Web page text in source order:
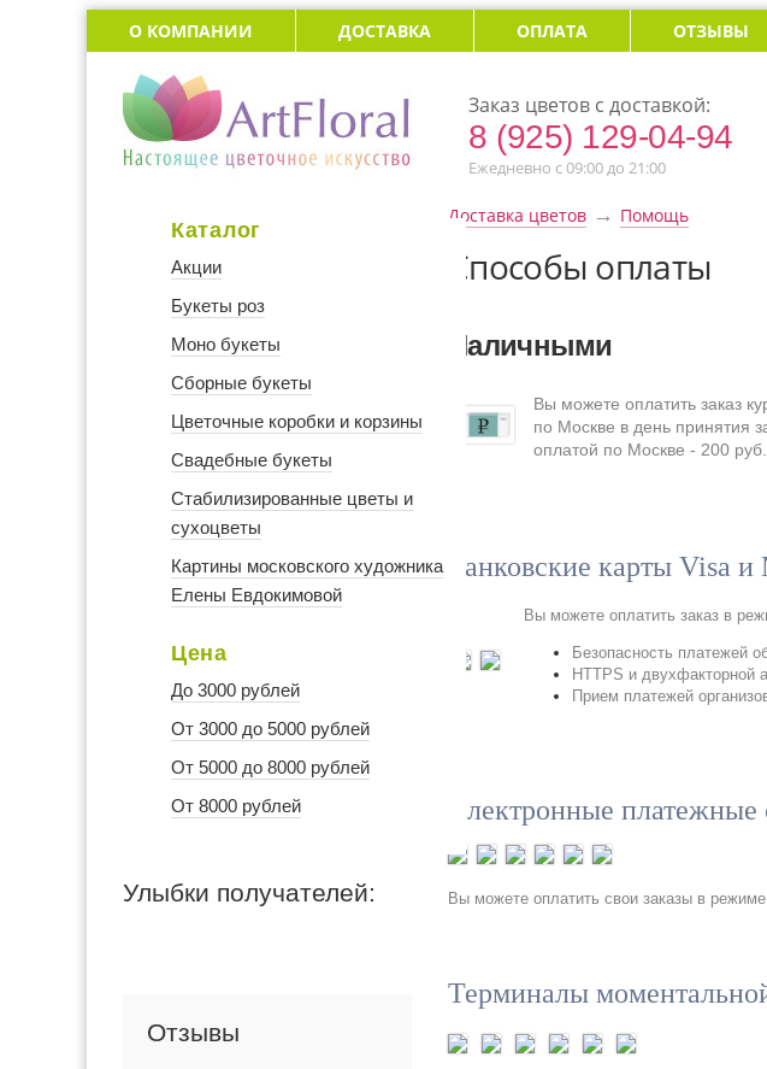
О КОМПАНИИ ДОСТАВКА ОПЛАТА ОТЗЫВЫ
Заказ цветов с доставкой:
8 (925) 129-04-94
Ежедневно с 09:00 до 21:00
Доставка цветов → Помощь
Способы оплаты
Наличными
Вы можете оплатить заказ
по Москве в день принятия
оплатой по Москве - 200
Банковские карты Visa и
Вы можете оплатить заказ в
Безопасность платежей
HTTPS и двухфакторной
Прием платежей
Электронные
Вы можете оплатить свои заказы в
Терминалы
Каталог
Акции
Букеты роз
Моно букеты
Сборные букеты
Цветочные коробки и корзины
Свадебные букеты
Стабилизированные цветы и
сухоцветы
Картины московского художника
Елены Евдокимовой
Цена
До 3000 рублей
От 3000 до 5000 рублей
От 5000 до 8000 рублей
От 8000 рублей
Улыбки получателей:
Отзывы